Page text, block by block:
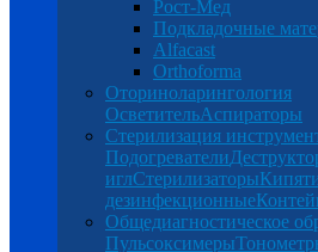
Рост-Мед
Подкладочные
Alfacast
Orthoforma
Оториноларингология
ОсветительАспираторы
Стерилизация
Подогреватели
иглСтерилизаторы
дезинфекционные
Общедиагностическое
Пульсоксимеры